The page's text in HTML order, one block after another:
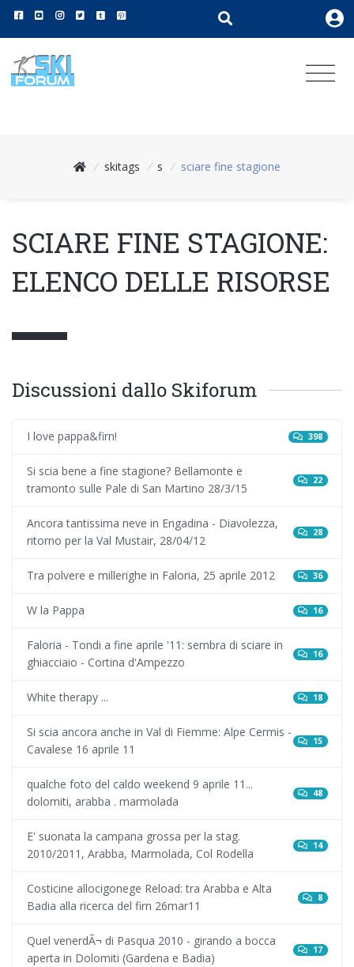
/ skitags / s / sciare fine stagione
SCIARE FINE STAGIONE:
ELENCO DELLE RISORSE
Discussioni dallo Skiforum
I love pappa&firn! 398
Si scia bene a fine stagione? Bellamonte e
tramonto sulle Pale di San Martino 28/3/15
22
Ancora tantissima neve in Engadina - Diavolezza,
ritorno per la Val Mustair, 28/04/12
28
Tra polvere e millerighe in Faloria, 25 aprile 2012 36
W la Pappa 16
Faloria - Tondi a fine aprile '11: sembra di sciare in
ghiacciaio - Cortina d'Ampezzo
16
White therapy ... 18
Si scia ancora anche in Val di Fiemme: Alpe Cermis -
Cavalese 16 aprile 11
15
qualche foto del caldo weekend 9 aprile 11...
dolomiti, arabba . marmolada
48
E' suonata la campana grossa per la stag.
2010/2011, Arabba, Marmolada, Col Rodella
14
Costicine allocigonege Reload: tra Arabba e Alta
Badia alla ricerca del firn 26mar11
8
Quel venerdÃ¬ di Pasqua 2010 - girando a bocca
aperta in Dolomiti (Gardena e Badia)
17